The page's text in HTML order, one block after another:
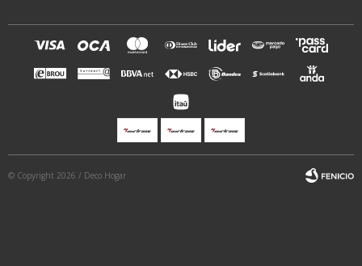
© Copyright 2026 / Deco Hogar